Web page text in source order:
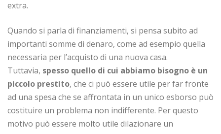
extra.
Quando si parla di finanziamenti, si pensa subito ad
importanti somme di denaro, come ad esempio quella
necessaria per l’acquisto di una nuova casa.
Tuttavia, spesso quello di cui abbiamo bisogno è un
piccolo prestito, che ci può essere utile per far fronte
ad una spesa che se affrontata in un unico esborso può
costituire un problema non indifferente. Per questo
motivo può essere molto utile dilazionare un